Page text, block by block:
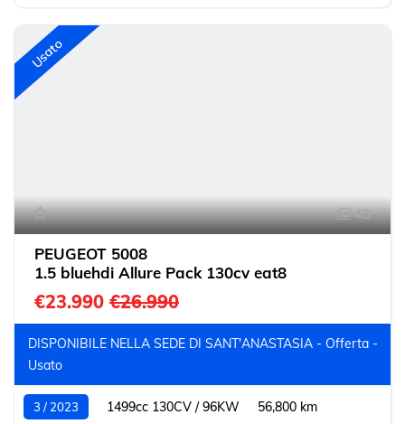
Usato
43
PEUGEOT 5008
1.5 bluehdi Allure Pack 130cv eat8
€23.990 €26.990
DISPONIBILE NELLA SEDE DI SANT'ANASTASIA - Offerta -
Usato
3 / 2023 1499cc 130CV / 96KW
56,800 km